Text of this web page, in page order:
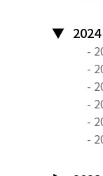
2024
-
-
-
-
-
-